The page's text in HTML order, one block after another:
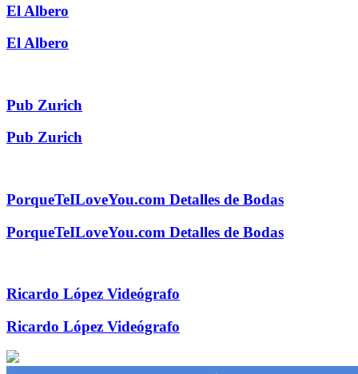
El Albero
El Albero
Pub Zurich
Pub Zurich
PorqueTeILoveYou.com Detalles de Bodas
PorqueTeILoveYou.com Detalles de Bodas
Ricardo López Videógrafo
Ricardo López Videógrafo